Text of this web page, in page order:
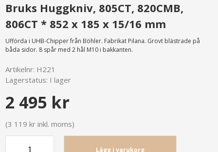
Bruks Huggkniv, 805CT, 820CMB,
806CT * 852 x 185 x 15/16 mm
Ufförda i UHB-Chipper från Böhler. Fabrikat Pilana. Grovt blästrade på
båda sidor. 8 spår med 2 hål M10 i bakkanten.
Artikelnr: H221
Lagerstatus: I lager
2 495 kr
(3 119 kr inkl. moms)
Lägg i varukorg